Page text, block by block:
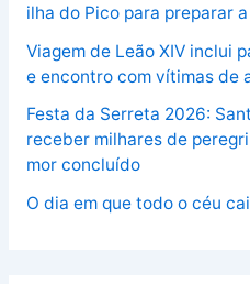
ilha do Pico para preparar
Viagem de Leão XIV inclui
e encontro com vítimas de
Festa da Serreta 2026:
receber milhares de
mor concluído
O dia em que todo o céu